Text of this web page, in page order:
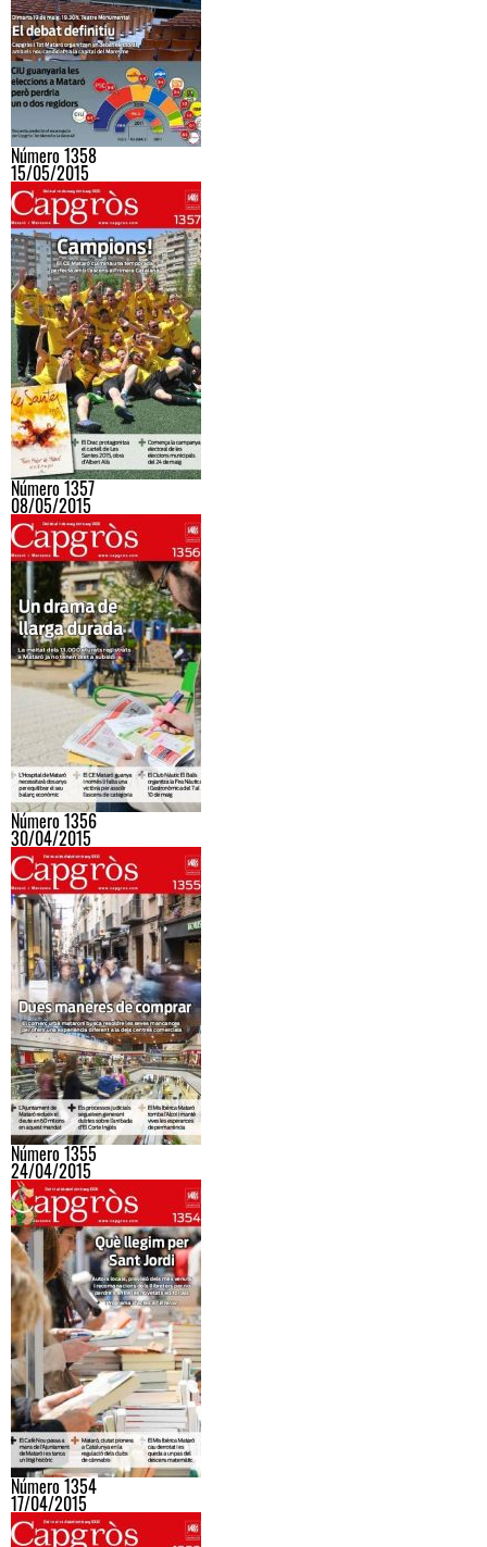
Número 1358
15/05/2015
Número 1357
08/05/2015
Número 1356
30/04/2015
Número 1355
24/04/2015
Número 1354
17/04/2015